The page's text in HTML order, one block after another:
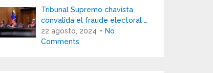
Tribunal Supremo chavista
convalida el fraude electoral …
22 agosto, 2024
No
Comments